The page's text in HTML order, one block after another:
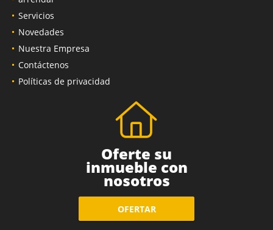
Servicios
Novedades
Nuestra Empresa
Contáctenos
Políticas de privacidad
Oferte su
inmueble con
nosotros
OFERTAR